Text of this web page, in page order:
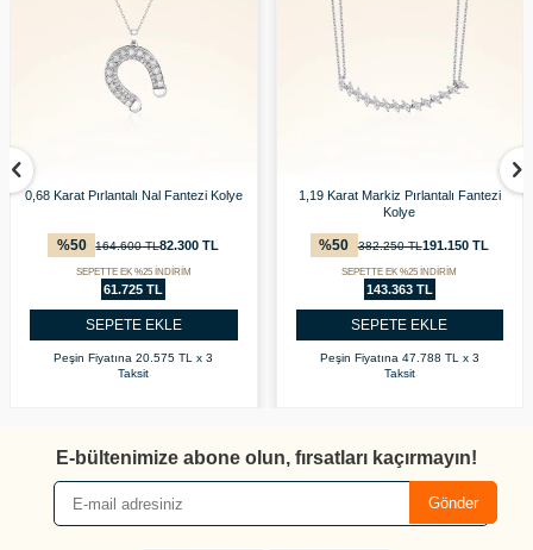
0,68 Karat Pırlantalı Nal Fantezi Kolye
%50 164.600TL82.300 TL
SEPETTE EK %25 İNDİRİM
61.725 TL
SEPETE EKLE
Peşin Fiyatına20.575 TL x 3
Taksit
1,19 Karat Markiz Pırlantalı Fantezi
Kolye
%50 382.250TL191.150TL
SEPETTE EK %25 İNDİRİM
143.363 TL
SEPETE EKLE
Peşin Fiyatına 47.788 TL x 3
Taksit
E-bültenimize abone olun, fırsatları kaçırmayın!
Gönder